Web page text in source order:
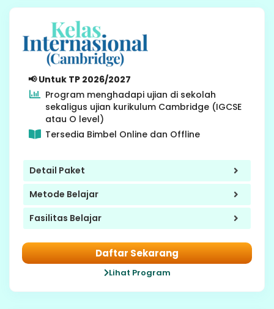
📢 Untuk TP 2026/2027
Program menghadapi ujian di sekolah
sekaligus ujian kurikulum Cambridge (IGCSE
atau O level)
Tersedia Bimbel Online dan Offline
Detail Paket
Metode Belajar
Fasilitas Belajar
Daftar Sekarang
Lihat Program